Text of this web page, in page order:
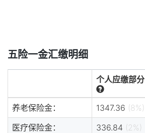
五险一金汇缴明细
个人应缴部分
养老保险金： 1347.36 (8%)
医疗保险金：
336.84 (2%)